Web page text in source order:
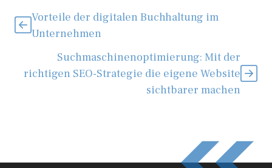
Vorteile der digitalen Buchhaltung im
Unternehmen
Suchmaschinenoptimierung: Mit der
richtigen SEO-Strategie die eigene Website
sichtbarer machen